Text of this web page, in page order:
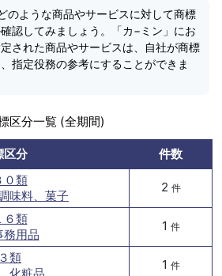
のような商品やサービスに対して商標
認してみましょう。「カ−ミン」にお
された商品やサービスは、自社が商標
指定役務の参考にすることができま
区分一覧 (全期間)
区分
件数
０類
味料、菓子
2 件
６類
務用品
1 件
類
1 件